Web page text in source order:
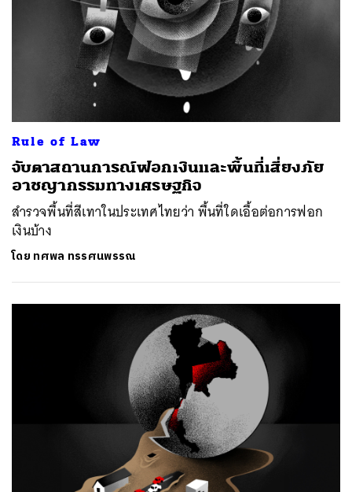
Rule of Law
จับตาสถานการณ์ฟอกเงินและพื้นที่เสี่ยงภัย
อาชญากรรมทางเศรษฐกิจ
สำรวจพื้นที่สีเทาในประเทศไทยว่า พื้นที่ใดเอื้อต่อการฟอก
เงินบ้าง
โดย ทศพล ทรรศนพรรณ